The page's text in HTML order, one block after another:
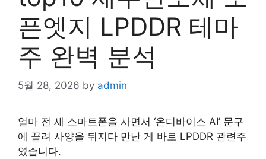
픈엣지 LPDDR 테마
주 완벽 분석
5월 28, 2026 by admin
얼마 전 새 스마트폰을 사면서 ‘온디바이스 AI’ 문구
에 끌려 사양을 뒤지다 만난 게 바로 LPDDR 관련주
였습니다.